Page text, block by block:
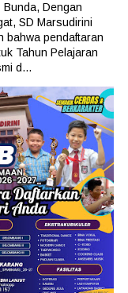
Bunda, Dengan
SD Marsudirini
bahwa pendaftaran
Tahun Pelajaran
d...